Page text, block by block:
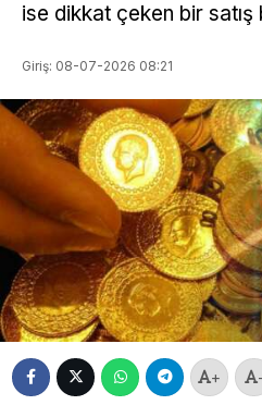
ise dikkat çeken bir satış
Giriş: 08-07-2026 08:21
+ -